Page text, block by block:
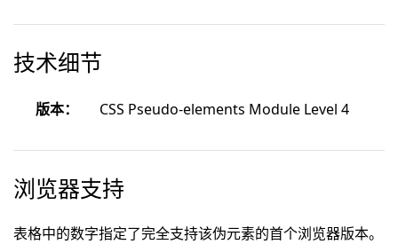
技术细节
版本： CSS Pseudo-elements Module Level 4
浏览器支持
表格中的数字指定了完全支持该伪元素的首个浏览器版本。